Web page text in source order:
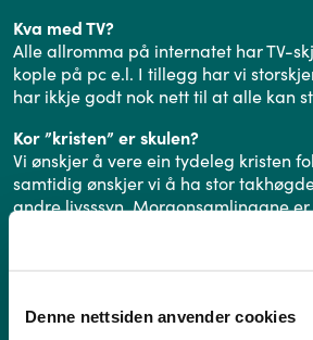
Denne nettsiden anvender cookies
Kva med TV?
Alle allromma på internatet har TV-
kople på pc e.l. I tillegg har vi
har ikkje godt nok nett til at alle kan
Kor ”kristen” er skulen?
Vi ønskjer å vere ein tydeleg kristen
samtidig ønskjer vi å ha stor
andre livsssyn. Morgonsamlingane
dagen som er med å formidle skulen
også enkelte fellesfag med kristne
tilbyr vi ulike frivillege aktivitetar på